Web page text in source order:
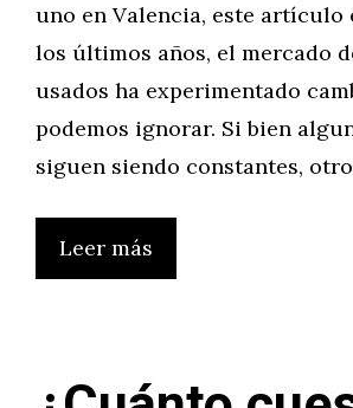
uno en Valencia, este artículo
los últimos años, el mercado
usados ha experimentado
podemos ignorar. Si bien
siguen siendo constantes,
Leer más